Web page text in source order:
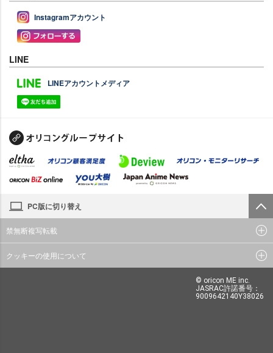
Instagramアカウント
LINE
LINEアカウントメディア
PC版に切り替え
禁無断複写転載
クッキーの使用について
© oricon ME inc.
JASRAC許諾番号：
9009642140Y38026